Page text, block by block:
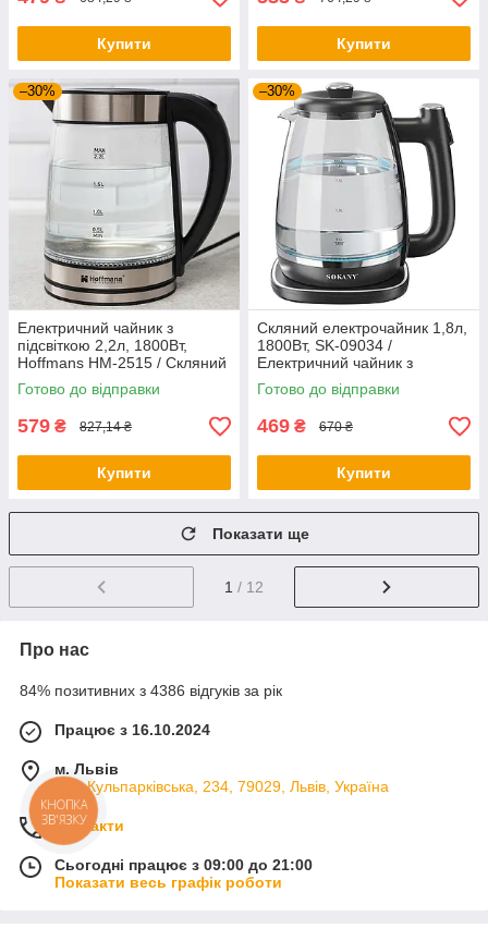
Купити Купити
–30%
Електричний чайник з
підсвіткою 2,2л, 1800Вт,
Hoffmans HM-2515 / Скляний
електрочайник дисковий
Готово до відправки
579 ₴ 827,14 ₴
Купити
–30%
Скляний електрочайник 1,8л,
1800Вт, SK-09034 /
Електричний чайник з
підсвіткою / Кухонний чайник
Готово до відправки
469 ₴ 670 ₴
Купити
Показати ще
1 / 12
Про нас
84% позитивних з 4386 відгуків за рік
Працює з 16.10.2024
м. Львів
вул. Кульпарківська, 234, 79029, Львів, Україна
Контакти
Сьогодні працює з 09:00 до 21:00
Показати весь графік роботи
КНОПКА
ЗВ'ЯЗКУ